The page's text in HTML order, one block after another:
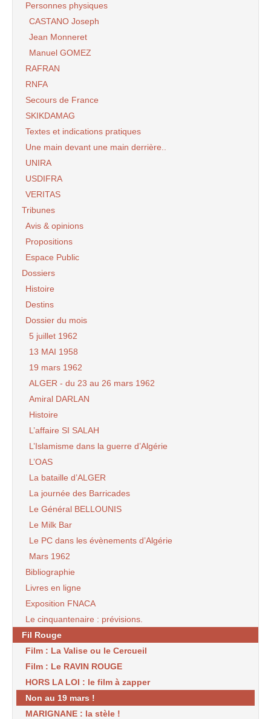
Personnes physiques
CASTANO Joseph
Jean Monneret
Manuel GOMEZ
RAFRAN
RNFA
Secours de France
SKIKDAMAG
Textes et indications pratiques
Une main devant une main derrière..
UNIRA
USDIFRA
VERITAS
Tribunes
Avis & opinions
Propositions
Espace Public
Dossiers
Histoire
Destins
Dossier du mois
5 juillet 1962
13 MAI 1958
19 mars 1962
ALGER - du 23 au 26 mars 1962
Amiral DARLAN
Histoire
L’affaire SI SALAH
L’Islamisme dans la guerre d’Algérie
L’OAS
La bataille d’ALGER
La journée des Barricades
Le Général BELLOUNIS
Le Milk Bar
Le PC dans les évènements d’Algérie
Mars 1962
Bibliographie
Livres en ligne
Exposition FNACA
Le cinquantenaire : prévisions.
Fil Rouge
Film : La Valise ou le Cercueil
Film : Le RAVIN ROUGE
HORS LA LOI : le film à zapper
Non au 19 mars !
MARIGNANE : la stèle !